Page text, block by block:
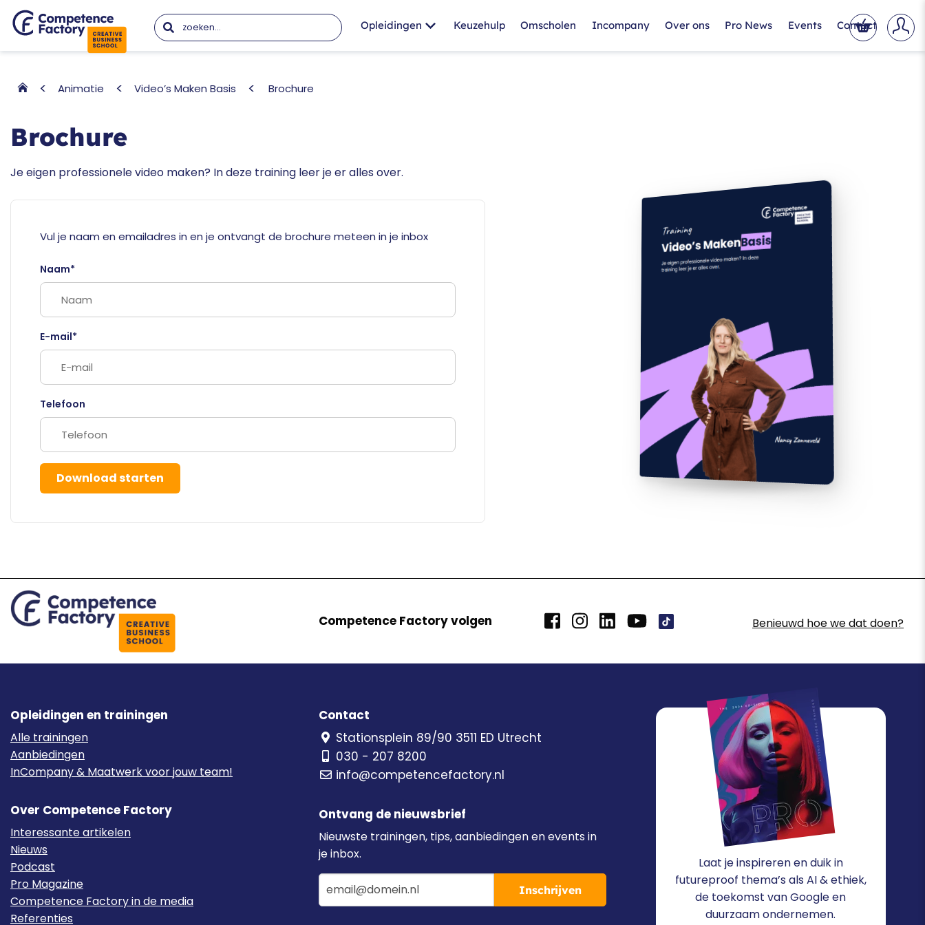
Opleidingen Keuzehulp Omscholen Incompany Over ons Pro News Events Contact
Animatie Video’s Maken Basis Brochure
Brochure
Je eigen professionele video maken? In deze training leer je er alles over.
Vul je naam en emailadres in en je ontvangt de brochure meteen in je inbox
Naam*
E-mail*
Telefoon
Download starten
Competence Factory volgen Benieuwd hoe we dat doen?
Opleidingen en trainingen
Alle trainingen
Aanbiedingen
InCompany & Maatwerk voor jouw team!
Over Competence Factory
Interessante artikelen
Nieuws
Podcast
Pro Magazine
Competence Factory in de media
Referenties
Contact
Stationsplein 89/90 3511 ED Utrecht
030 - 207 8200
info@competencefactory.nl
Ontvang de nieuwsbrief
Nieuwste trainingen, tips, aanbiedingen en events in
je inbox.
Inschrijven
Laat je inspireren en duik in
futureproof thema’s als AI & ethiek,
de toekomst van Google en
duurzaam ondernemen.